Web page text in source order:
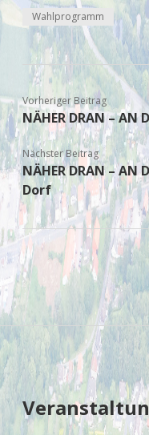
Wahlprogramm
Vorheriger Beitrag
NÄHER DRAN – AN
Nächster Beitrag
NÄHER DRAN – AN
Dorf
Sidebar